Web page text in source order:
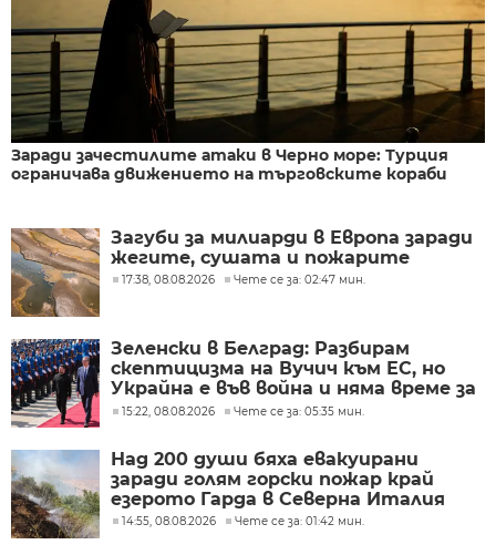
Заради зачестилите атаки в Черно море: Турция
ограничава движението на търговските кораби
Загуби за милиарди в Европа заради
жегите, сушата и пожарите
17:38, 08.08.2026 Чете се за: 02:47 мин.
Зеленски в Белград: Разбирам
скептицизма на Вучич към ЕС, но
Украйна е във война и няма време за
скептицизъм
15:22, 08.08.2026 Чете се за: 05:35 мин.
Над 200 души бяха евакуирани
заради голям горски пожар край
езерото Гарда в Северна Италия
14:55, 08.08.2026 Чете се за: 01:42 мин.